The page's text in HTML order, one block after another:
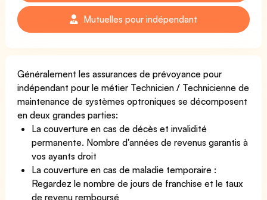
Mutuelles pour indépendant
Généralement les assurances de prévoyance pour
indépendant pour le métier Technicien / Technicienne de
maintenance de systèmes optroniques se décomposent
en deux grandes parties:
La couverture en cas de décès et invalidité
permanente. Nombre d'années de revenus garantis à
vos ayants droit
La couverture en cas de maladie temporaire :
Regardez le nombre de jours de franchise et le taux
de revenu remboursé